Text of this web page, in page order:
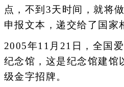
点，不到3天时间，就将
申报文本，递交给了国家
2005年11月21日，全国
纪念馆，这是纪念馆建馆
级金字招牌。